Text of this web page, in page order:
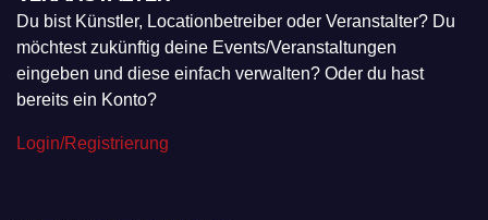
Du bist Künstler, Locationbetreiber oder Veranstalter? Du
möchtest zukünftig deine Events/Veranstaltungen
eingeben und diese einfach verwalten? Oder du hast
bereits ein Konto?
Login/Registrierung